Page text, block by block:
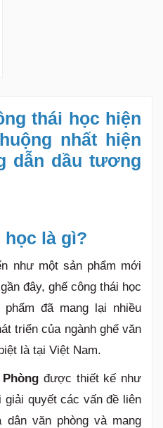
thái học hiện
nhất hiện
dẫn dầu tương
học là gì?
như một sản phẩm mới
đây, ghế công thái học
đã mang lại nhiều
triển của ngành ghế văn
là tại Việt Nam.
được thiết kế như
quyết các vấn đề liên
văn phòng và mang